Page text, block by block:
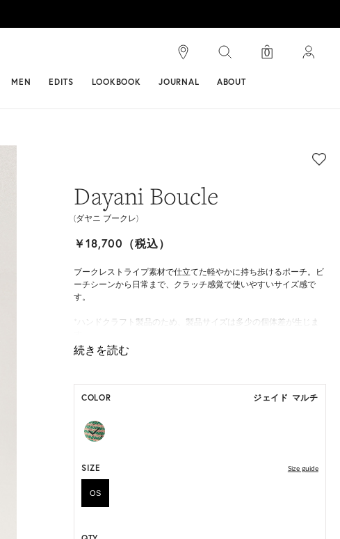
0
MEN EDITS LOOKBOOK JOURNAL ABOUT
Dayani Boucle
(ダヤニ ブークレ)
￥18,700（税込）
ブークレストライプ素材で仕立てた軽やかに持ち歩けるポーチ。ビ
ーチシーンから日常まで、クラッチ感覚で使いやすいサイズ感で
す。
*ハンドクラフト製品のため、製品サイズは多少の個体差が生じま
COLOR ジェイド マルチ
SIZE Size guide
OS